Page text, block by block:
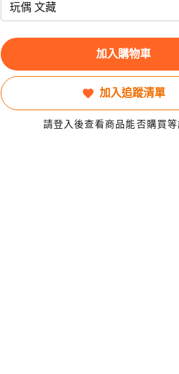
加入購物車
加入追蹤清單
請登入後查看商品能否購買等